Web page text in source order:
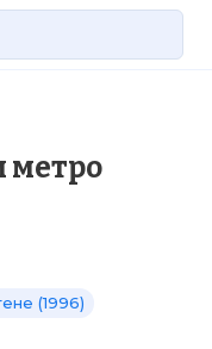
метро
(1996)